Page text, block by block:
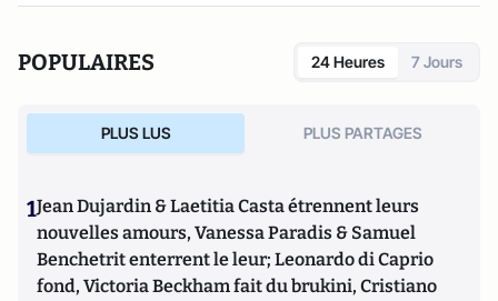
POPULAIRES 24 Heures 7 Jours
PLUS LUS PLUS PARTAGES
1Jean Dujardin & Laetitia Casta étrennent leurs
nouvelles amours, Vanessa Paradis & Samuel
Benchetrit enterrent le leur; Leonardo di Caprio
fond, Victoria Beckham fait du brukini, Cristiano